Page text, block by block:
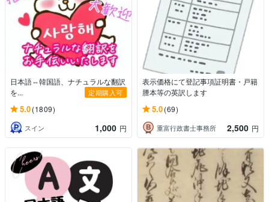
日本語⇔韓国語、ナチュラルな翻訳
を...
定期購入可
5.0(1809)
スイン 1,000 円
表示価格にて登記事項証明書・戸籍
謄本等の英訳します
5.0(69)
重富行政書士事務所 2,500 円